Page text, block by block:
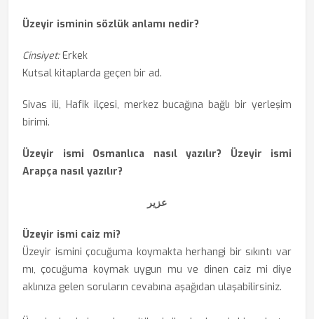
Üzeyir isminin sözlük anlamı nedir?
Cinsiyet:Erkek
Kutsal kitaplarda geçen bir ad.
Sivas ili, Hafik ilçesi, merkez bucağına bağlı bir yerleşim
birimi.
Üzeyir ismi Osmanlıca nasıl yazılır? Üzeyir ismi
Arapça nasıl yazılır?
عزير
Üzeyir ismi caiz mi?
Üzeyir ismini çocuğuma koymakta herhangi bir sıkıntı var
mı, çocuğuma koymak uygun mu ve dinen caiz mi diye
aklınıza gelen soruların cevabına aşağıdan ulaşabilirsiniz.